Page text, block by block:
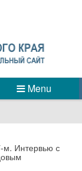
Menu
м. Интервью с